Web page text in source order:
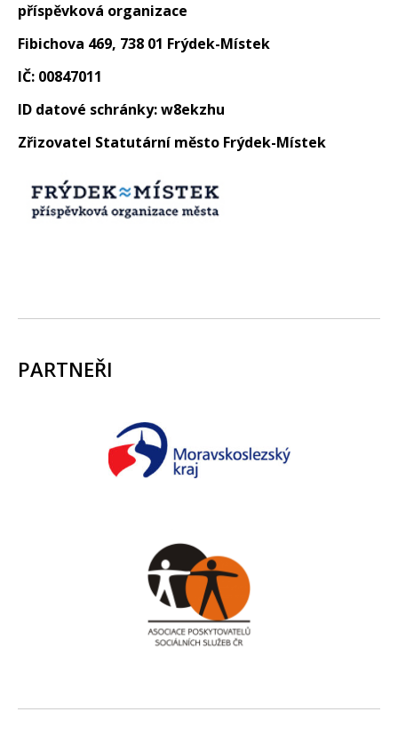
příspěvková organizace
Fibichova 469, 738 01 Frýdek-Místek
IČ: 00847011
ID datové schránky: w8ekzhu
Zřizovatel Statutární město Frýdek-Místek
PARTNEŘI